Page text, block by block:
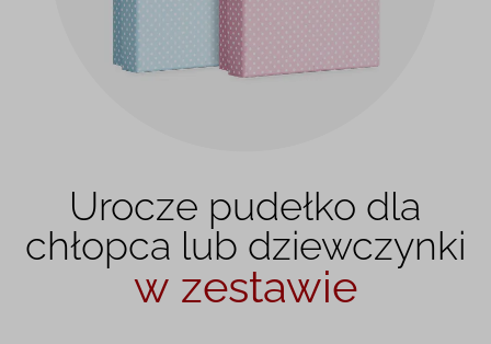
Urocze pudełko dla
chłopca lub dziewczynki
w zestawie